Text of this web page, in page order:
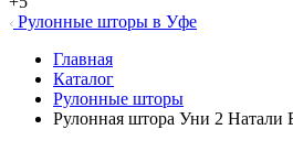
Рулонные шторы в Уфе
Главная
Каталог
Рулонные шторы
Рулонная штора Уни 2 Натали